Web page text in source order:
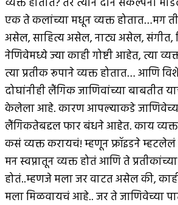
एक ते कलांच्या मधून व्यक्त होतात…मग
असेल, साहित्य असेल, नाट्य असेल, संगीत,
नेणिवेमध्ये ज्या काही गोष्टी आहेत, त्या
त्या प्रतीक रूपाने व्यक्त होतात… आणि
दोघांनीही लैंगिक जाणिवांच्या बाबतीत
केलेला आहे. कारण आपल्याकडे
लैंगिकतेबद्दल फार बंधने आहेत. काय
कसं व्यक्त करायचं! म्हणून फ्रॉइडने
मन स्वप्नातून व्यक्त होतं आणि ते
होतं..म्हणजे मला जर वाटत असेल की,
मला मिळवायचं आहे.. जर ते जाणिवेच्या